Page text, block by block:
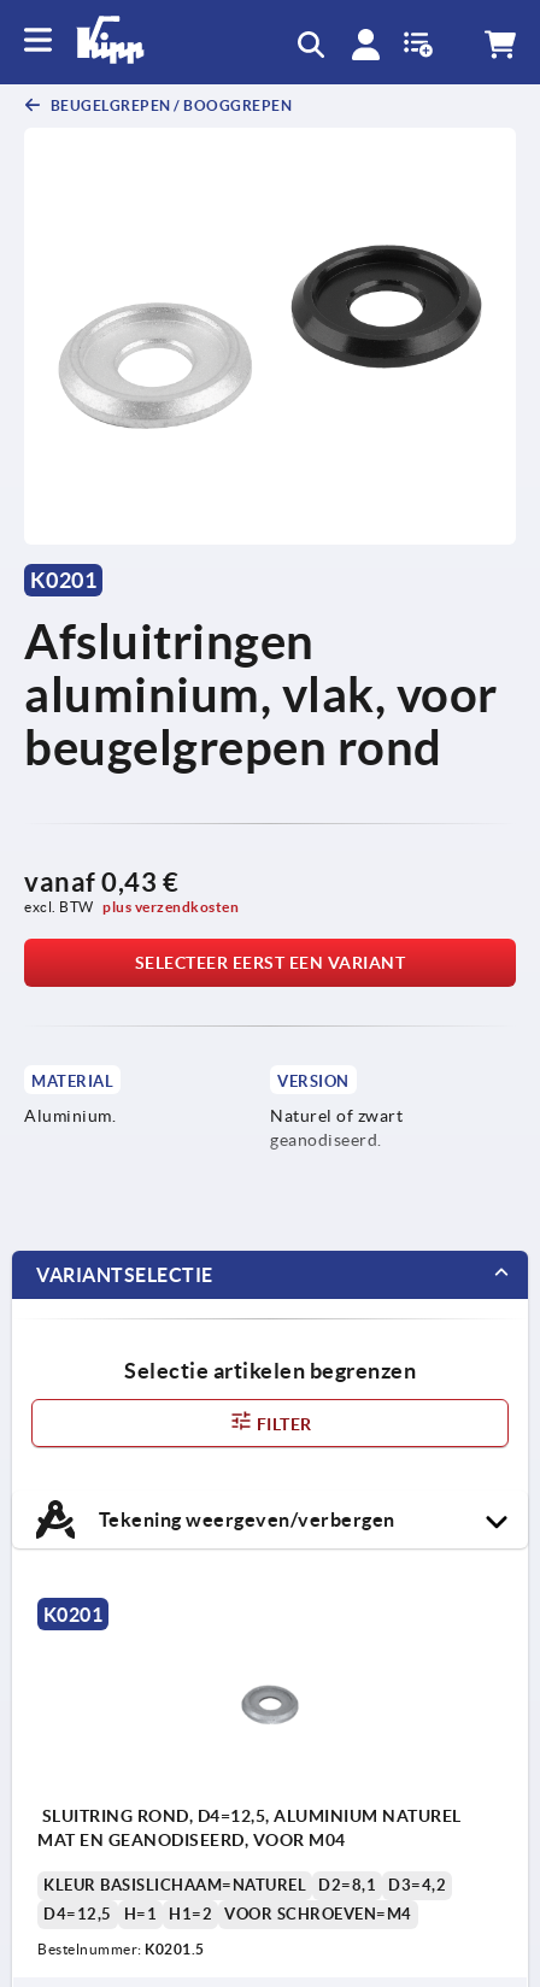
BEUGELGREPEN / BOOGGREPEN
K0201
Afsluitringen
aluminium, vlak, voor
beugelgrepen rond
vanaf 0,43 €
excl. BTW plus verzendkosten
SELECTEER EERST EEN VARIANT
MATERIAL
Aluminium.
VERSION
Naturel of zwart
geanodiseerd.
VARIANTSELECTIE
Selectie artikelen begrenzen
FILTER
Tekening weergeven/verbergen
K0201
SLUITRING ROND, D4=12,5, ALUMINIUM NATUREL
MAT EN GEANODISEERD, VOOR M04
KLEUR BASISLICHAAM=NATUREL D2=8,1
D3=4,2
D4=12,5
H=1 H1=2 VOOR SCHROEVEN=M4
Bestelnummer: K0201.5